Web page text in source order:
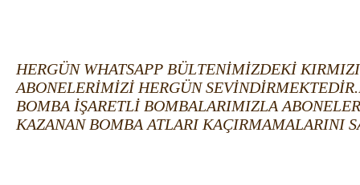
HERGÜN WHATSAPP BÜLTENİMİZDEKİ
ABONELERİMİZİ HERGÜN
BOMBA İŞARETLİ BOMBALARIMIZLA
KAZANAN BOMBA ATLARI KAÇIRMAMALARINI